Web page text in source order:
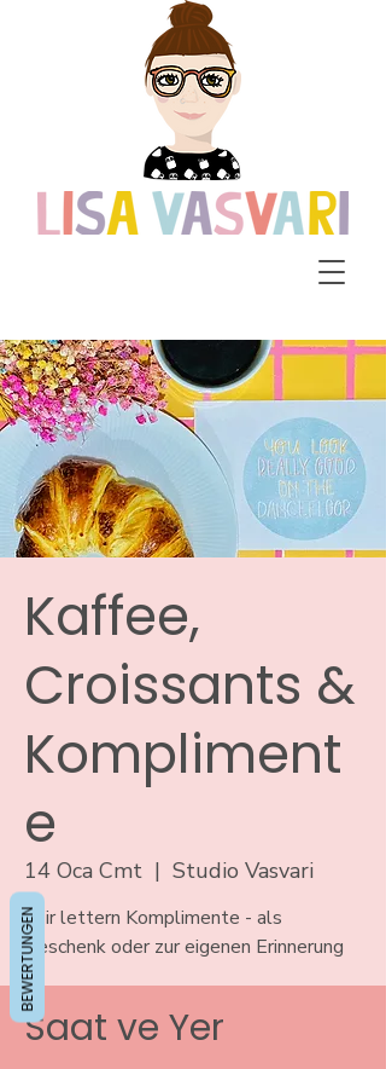
Kaffee,
Croissants &
Kompliment
e
14 Oca Cmt
  |
Studio Vasvari
Wir lettern Komplimente - als
Geschenk oder zur eigenen Erinnerung
Saat ve Yer
BEWERTUNGEN